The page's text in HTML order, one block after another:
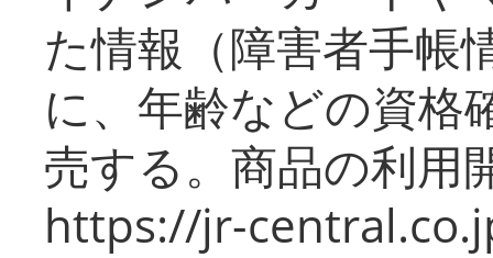
た情報（障害者手帳
に、年齢などの資格
売する。商品の利用
https://jr-